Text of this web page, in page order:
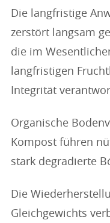
Die langfristige
zerstört langsam
die im
langfristigen
Integrität
Organische
Kompost führen
stark degradierte
Die
Gleichgewichts